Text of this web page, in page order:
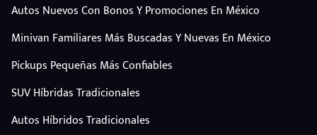
Autos Nuevos Con Bonos Y Promociones En México
Minivan Familiares Más Buscadas Y Nuevas En México
Pickups Pequeñas Más Confiables
SUV Híbridas Tradicionales
Autos Híbridos Tradicionales